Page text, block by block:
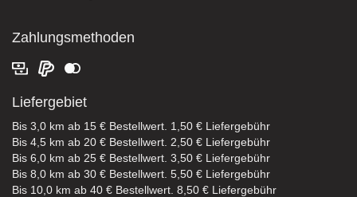
Zahlungsmethoden
Liefergebiet
Bis 3,0 km ab 15 € Bestellwert. 1,50 € Liefergebühr
Bis 4,5 km ab 20 € Bestellwert. 2,50 € Liefergebühr
Bis 6,0 km ab 25 € Bestellwert. 3,50 € Liefergebühr
Bis 8,0 km ab 30 € Bestellwert. 5,50 € Liefergebühr
Bis 10,0 km ab 40 € Bestellwert. 8,50 € Liefergebühr